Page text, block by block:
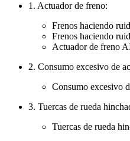
1. Actuador de freno:
Frenos haciendo
Frenos haciendo
Actuador de freno
2. Consumo excesivo de
Consumo excesivo
3. Tuercas de rueda
Tuercas de rueda